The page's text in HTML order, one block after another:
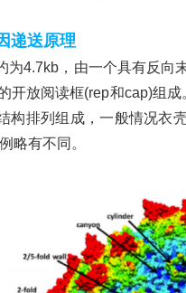
递送原理
为4.7kb，由一个具有反向
开放阅读框(rep和cap)组
构排列组成，一般情况衣
略有不同。